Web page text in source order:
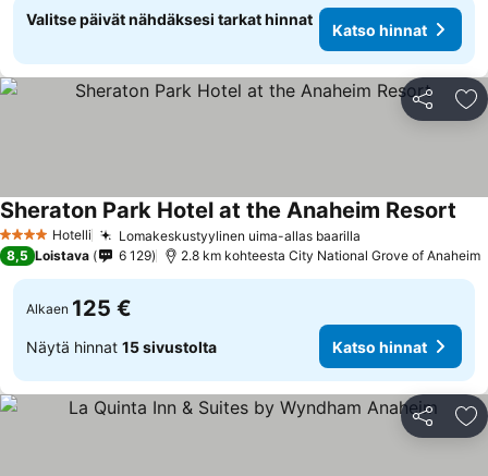
Valitse päivät nähdäksesi tarkat hinnat
Katso hinnat
Jaa
4 Tähtiluokitus
Hotelli Lomakeskustyylinen uima-allas baarilla
Sheraton Park Hotel at the Anaheim Resort
8,5 Loistava 6 129 2.8 km kohteesta City National Grove of Anaheim
Alkaen 125 €
Näytä hinnat 15 sivustolta Katso hinnat
Jaa